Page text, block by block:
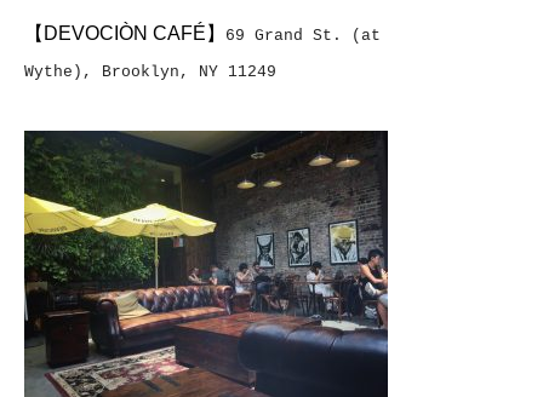
【DEVOCIÒN CAFÉ】
69 Grand St. (at
Wythe), Brooklyn, NY 11249